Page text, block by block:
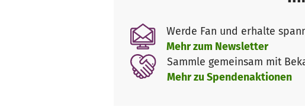
Was entsteht konkret?
3 Lines: Anfänger, Fortgeschrittene &
Back-/Pumptrail für Flow und
Werde Fan und erhalte
Mehr zum Newsletter
Sammle gemeinsam mit
Mehr zu Spendenaktionen